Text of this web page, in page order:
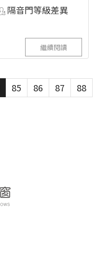
隔音門等級差異
繼續閱讀
85 86 87
88